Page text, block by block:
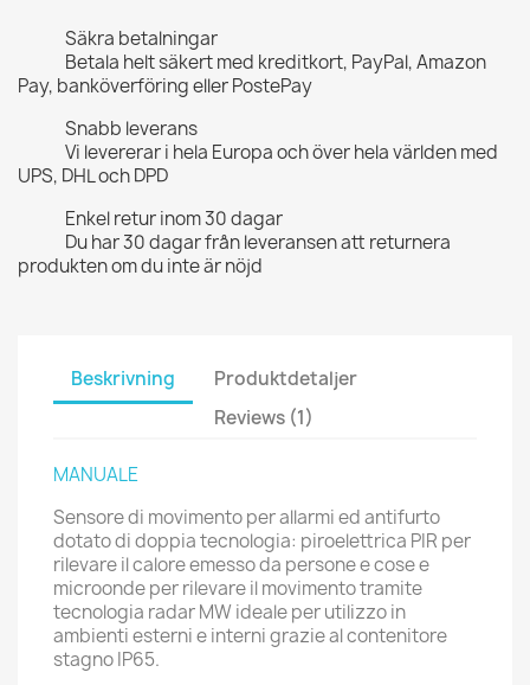
Säkra betalningar
Betala helt säkert med kreditkort, PayPal, Amazon
Pay, banköverföring eller PostePay
Snabb leverans
Vi levererar i hela Europa och över hela världen med
UPS, DHL och DPD
Enkel retur inom 30 dagar
Du har 30 dagar från leveransen att returnera
produkten om du inte är nöjd
Beskrivning
Produktdetaljer
Reviews (1)
MANUALE
Sensore di movimento per allarmi ed antifurto
dotato di doppia tecnologia: piroelettrica PIR per
rilevare il calore emesso da persone e cose e
microonde per rilevare il movimento tramite
tecnologia radar MW ideale per utilizzo in
ambienti esterni e interni grazie al contenitore
stagno IP65.